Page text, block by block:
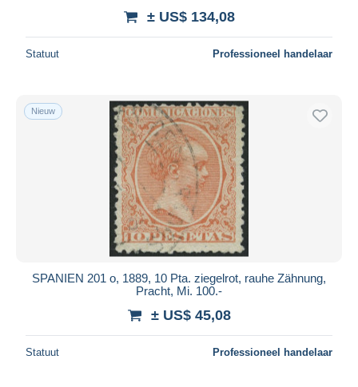
± US$ 134,08
Statuut Professioneel handelaar
Nieuw
SPANIEN 201 o, 1889, 10 Pta. ziegelrot, rauhe Zähnung,
Pracht, Mi. 100.-
± US$ 45,08
Statuut Professioneel handelaar